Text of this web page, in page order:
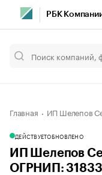
РБК
Главная ИП Шелепов
ДЕЙСТВУЕТОБНОВЛЕНО
ИП Шелепов
ОГРНИП: